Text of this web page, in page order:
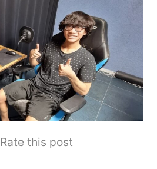
Rate this post